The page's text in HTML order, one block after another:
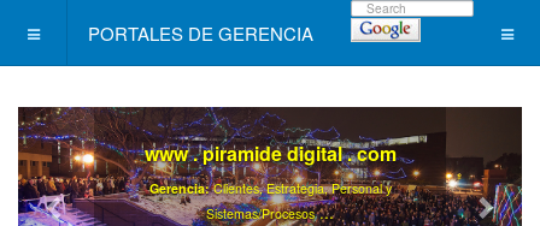
PORTALES DE GERENCIA
www . piramide digital . com
Gerencia:Clientes, Estrategia, Personal y
Sistemas/Procesos...